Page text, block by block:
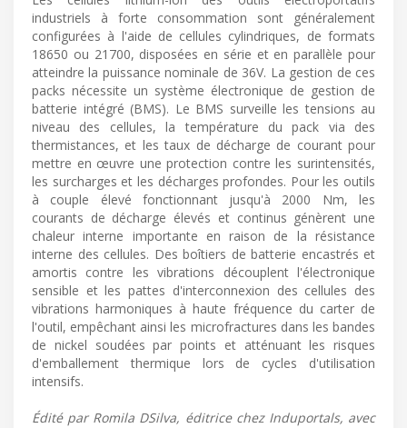
industriels à forte consommation sont généralement
configurées à l'aide de cellules cylindriques, de formats
18650 ou 21700, disposées en série et en parallèle pour
atteindre la puissance nominale de 36V. La gestion de ces
packs nécessite un système électronique de gestion de
batterie intégré (BMS). Le BMS surveille les tensions au
niveau des cellules, la température du pack via des
thermistances, et les taux de décharge de courant pour
mettre en œuvre une protection contre les surintensités,
les surcharges et les décharges profondes. Pour les outils
à couple élevé fonctionnant jusqu'à 2000 Nm, les
courants de décharge élevés et continus génèrent une
chaleur interne importante en raison de la résistance
interne des cellules. Des boîtiers de batterie encastrés et
amortis contre les vibrations découplent l'électronique
sensible et les pattes d'interconnexion des cellules des
vibrations harmoniques à haute fréquence du carter de
l'outil, empêchant ainsi les microfractures dans les bandes
de nickel soudées par points et atténuant les risques
d'emballement thermique lors de cycles d'utilisation
intensifs.
Édité par Romila DSilva, éditrice chez Induportals, avec